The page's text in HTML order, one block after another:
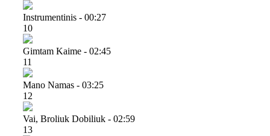
Instrumentinis - 00:27
10
Gimtam Kaime - 02:45
11
Mano Namas - 03:25
12
Vai, Broliuk Dobiliuk - 02:59
13